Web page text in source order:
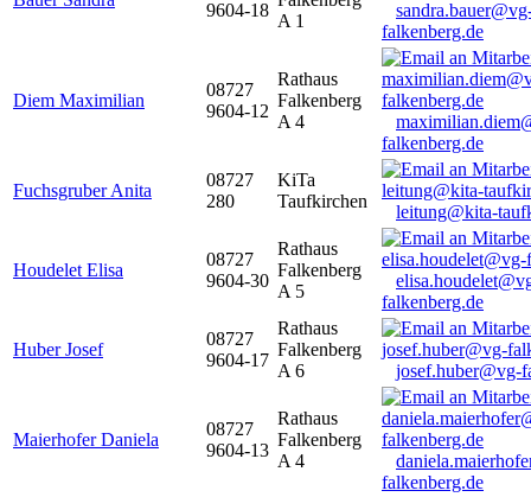
9604-18
A 1
falkenberg.de
Diem Maximilian
08727
9604-12
Rathaus
Falkenberg
A 4
falkenberg.de
Fuchsgruber Anita
08727
280
KiTa
Taufkirchen
leitung@kita-
Houdelet Elisa
08727
9604-30
Rathaus
Falkenberg
A 5
falkenberg.de
Huber Josef
08727
9604-17
Rathaus
Falkenberg
A 6
josef.huber@vg-
Maierhofer Daniela
08727
9604-13
Rathaus
Falkenberg
A 4
falkenberg.de